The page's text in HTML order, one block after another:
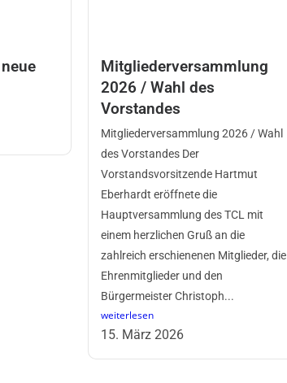
Mitgliederversammlung
2026 / Wahl des
Vorstandes
Mitgliederversammlung 2026 / Wahl
des Vorstandes Der
Vorstandsvorsitzende Hartmut
Eberhardt eröffnete die
Hauptversammlung des TCL mit
einem herzlichen Gruß an die
zahlreich erschienenen Mitglieder, die
Ehrenmitglieder und den
Bürgermeister Christoph...
weiterlesen
15. März 2026